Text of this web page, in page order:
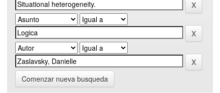
Comenzar nueva busqueda